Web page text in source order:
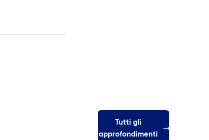
Tutti gli
approfondimenti